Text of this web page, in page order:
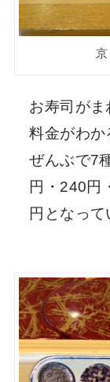
お寿司が
料金がわか
ぜんぶで7
円・240円
円となって